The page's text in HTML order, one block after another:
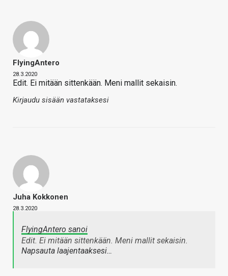
FlyingAntero
28.3.2020
Edit. Ei mitään sittenkään. Meni mallit sekaisin.
Kirjaudu sisään vastataksesi
Juha Kokkonen
28.3.2020
FlyingAntero sanoi
Edit. Ei mitään sittenkään. Meni mallit sekaisin.
Napsauta laajentaaksesi…